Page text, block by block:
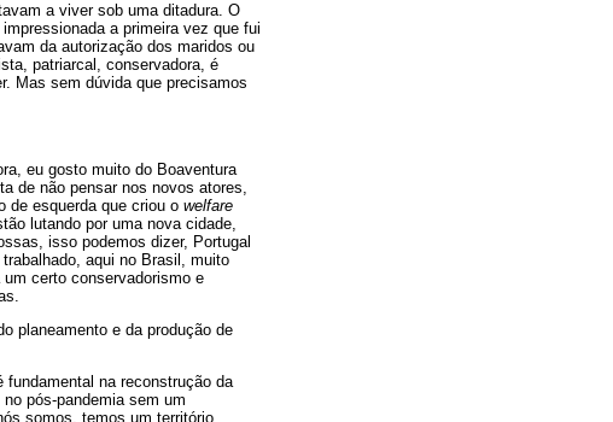
a viver sob uma ditadura. O
a primeira vez que fui
da autorização dos maridos ou
patriarcal, conservadora, é
Mas sem dúvida que precisamos
eu gosto muito do Boaventura
de não pensar nos novos atores,
de esquerda que criou o welfare
lutando por uma nova cidade,
isso podemos dizer, Portugal
aqui no Brasil, muito
certo conservadorismo e
planeamento e da produção de
na reconstrução da
pós-pandemia sem um
somos, temos um território